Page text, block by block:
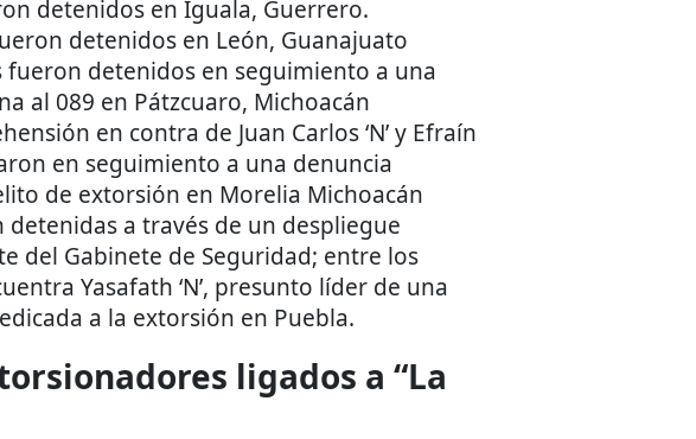
detenidos en Iguala, Guerrero.
detenidos en León, Guanajuato
detenidos en seguimiento a una
al 089 en Pátzcuaro, Michoacán
en contra de Juan Carlos ‘N’ y Efraín
en seguimiento a una denuncia
de extorsión en Morelia Michoacán
a través de un despliegue
del Gabinete de Seguridad; entre los
Yasafath ‘N’, presunto líder de una
a la extorsión en Puebla.
ligados a “La